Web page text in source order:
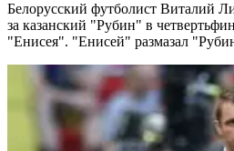
Белорусский футболист Виталий
за казанский "Рубин" в
"Енисея". "Енисей" размазал